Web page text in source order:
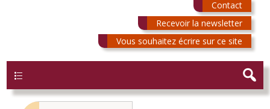
Contact
Recevoir la newsletter
Vous souhaitez écrire sur ce site